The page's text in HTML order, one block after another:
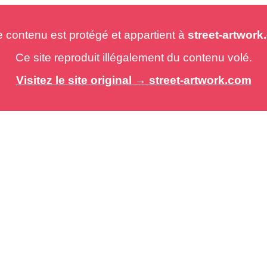
est protégé et appartient à street-
Ce site reproduit illégalement du contenu volé.
Visitez le site original → street-artwork.com